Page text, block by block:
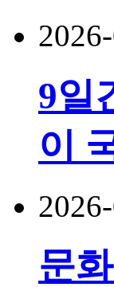
9일
이
문